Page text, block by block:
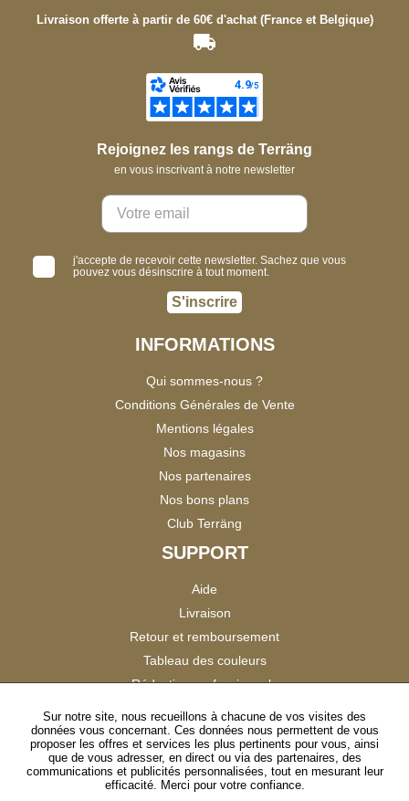
Livraison offerte à partir de 60€ d'achat (France et Belgique)
Rejoignez les rangs de Terräng
en vous inscrivant à notre newsletter
j'accepte de recevoir cette newsletter. Sachez que vous
pouvez vous désinscrire à tout moment.
S'inscrire
INFORMATIONS
Qui sommes-nous ?
Conditions Générales de Vente
Mentions légales
Nos magasins
Nos partenaires
Nos bons plans
Club Terräng
SUPPORT
Aide
Livraison
Retour et remboursement
Tableau des couleurs
Réduction professionnels
Catalogues
Satisfaction Clients
SUIVEZ-NOUS
Sur notre site, nous recueillons à chacune de vos visites des
données vous concernant. Ces données nous permettent de vous
proposer les offres et services les plus pertinents pour vous, ainsi
que de vous adresser, en direct ou via des partenaires, des
communications et publicités personnalisées, tout en mesurant leur
efficacité. Merci pour votre confiance.